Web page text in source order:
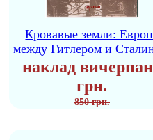
Кровавые земли:
между Гитлером и
наклад
грн.
850 грн.